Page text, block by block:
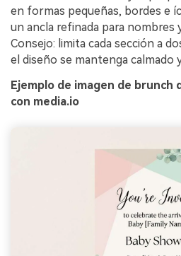
en formas pequeñas, bordes e
un ancla refinada para nombres
Consejo: limita cada sección a
el diseño se mantenga calmado
Ejemplo de imagen de brunch
con media.io
Crea
ilimitadas.
Empieza